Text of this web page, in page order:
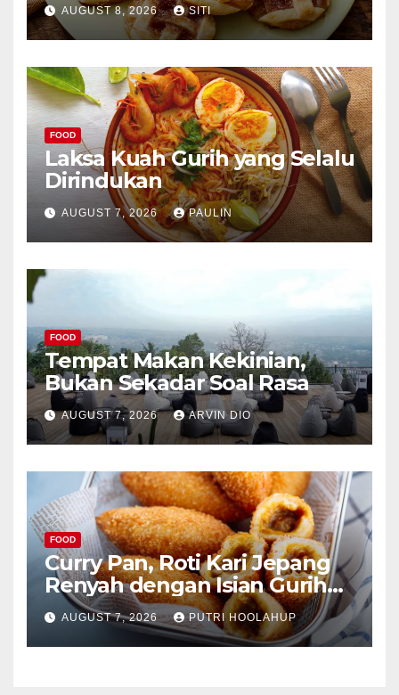
AUGUST 8, 2026 SITI
FOOD
Laksa Kuah Gurih yang Selalu
Dirindukan
AUGUST 7, 2026 PAULIN
FOOD
Tempat Makan Kekinian,
Bukan Sekadar Soal Rasa
AUGUST 7, 2026 ARVIN DIO
FOOD
Curry Pan, Roti Kari Jepang
Renyah dengan Isian Gurih
Menggoda
AUGUST 7, 2026 PUTRI HOOLAHUP